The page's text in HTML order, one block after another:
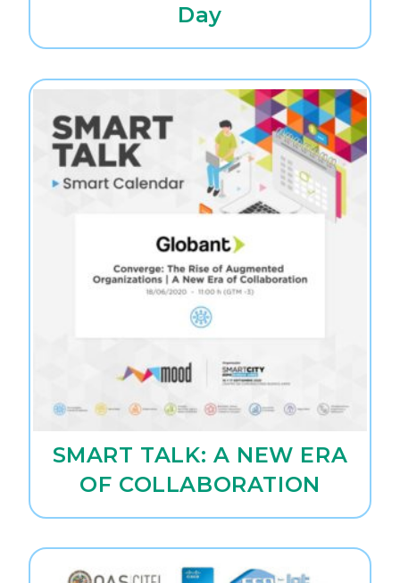
Day
SMART TALK: A NEW ERA
OF COLLABORATION